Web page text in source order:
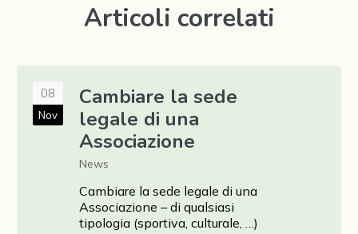
Articoli correlati
08
Nov
Cambiare la sede
legale di una
Associazione
News
Cambiare la sede legale di una
Associazione – di qualsiasi
tipologia (sportiva, culturale, …)